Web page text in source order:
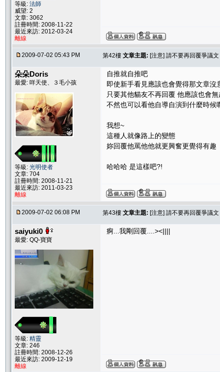
等級: 法師
威望: 2
文章: 3062
註冊時間: 2008-11-22
最近來訪: 2012-03-24
離線
2009-07-02 05:43 PM 第42樓 文章主題: [注意] 請不要再回覆爭議
朵朵Doris
最愛: 咩天使、３毛小孩
等級: 光明使者
文章: 704
註冊時間: 2008-11-21
最近來訪: 2011-03-23
離線
自推就自推吧
即使新手看見應該也會覺得那文章
只要其他貓友不再回覆 他應該也會
不然也可以看他自導自演到什麼時候
我想~
這種人就像路上的變態
妳回覆他罵他他就更興奮更覺得有趣
哈哈哈 是這樣吧?!
2009-07-02 06:08 PM 第43樓 文章主題: [注意] 請不要再回覆爭議
saiyuki0
最愛: QQ-寶寶
等級: 精靈
文章: 246
註冊時間: 2008-12-26
最近來訪: 2009-12-19
離線
痾...我剛回覆....><||||